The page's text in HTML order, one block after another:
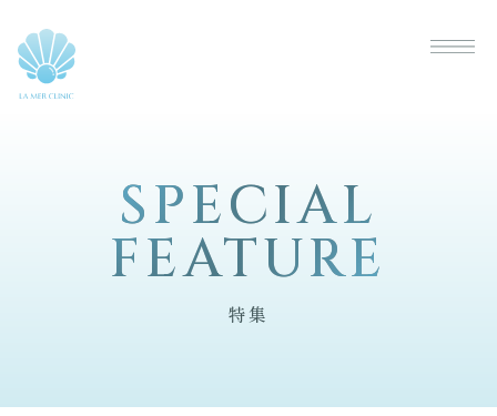
SPECIAL
FEATURE
SPECIAL
FEATURE
特集